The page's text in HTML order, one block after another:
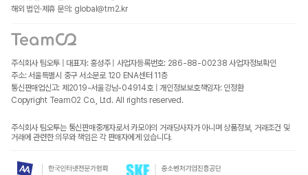
해외 법인·제휴 문의: global@tm2.kr
주식회사 팀오투 | 대표자: 홍성주 | 사업자등록번호: 286-88-00238 사업자정보확인
주소: 서울특별시 중구 서소문로 120 ENA센터 11층
통신판매업신고: 제2019-서울강남-04914호 | 개인정보보호책임자: 인정환
Copyright TeamO2 Co., Ltd. All rights reserved.
주식회사 팀오투는 통신판매중개자로서 카모아의 거래당사자가 아니며 상품정보, 거래조건 및
거래에 관련한 의무와 책임은 각 판매자에게 있습니다.